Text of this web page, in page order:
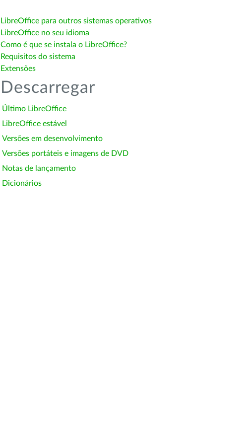
LibreOffice para outros sistemas operativos
LibreOffice no seu idioma
Como é que se instala o LibreOffice?
Requisitos do sistema
Extensões
Descarregar
Último LibreOffice
LibreOffice estável
Versões em desenvolvimento
Versões portáteis e imagens de DVD
Notas de lançamento
Dicionários